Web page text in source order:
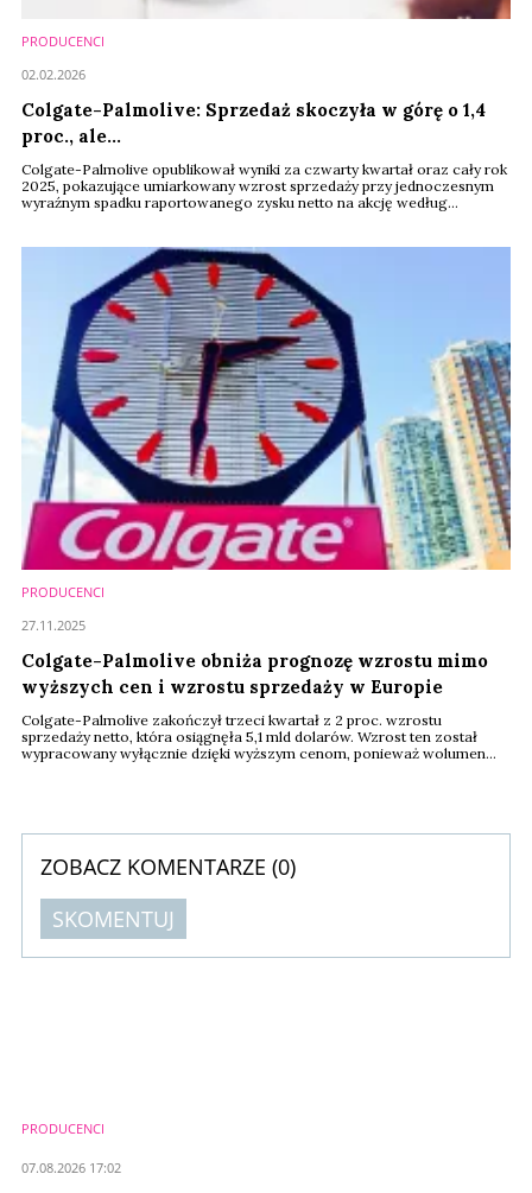
PRODUCENCI
Colgate-Palmolive: Sprzedaż skoczyła w górę o 1,4
proc., ale...
Colgate-Palmolive opublikował wyniki za czwarty kwartał oraz cały rok
2025, pokazujące umiarkowany wzrost sprzedaży przy jednoczesnym
wyraźnym spadku raportowanego zysku netto na akcję według
identycznym tempie. Jednocześnie zysk GAAP EPS obniżył się o 25
proc. do 2,63 dolara, głównie wskutek ...
02.02.2026
PRODUCENCI
Colgate-Palmolive obniża prognozę wzrostu mimo
wyższych cen i wzrostu sprzedaży w Europie
Colgate-Palmolive zakończył trzeci kwartał z 2 proc. wzrostu
sprzedaży netto, która osiągnęła 5,1 mld dolarów. Wzrost ten został
wypracowany wyłącznie dzięki wyższym cenom, ponieważ wolumen
27.11.2025
ZOBACZ KOMENTARZE (0)
SKOMENTUJ
PRODUCENCI
07.08.2026 17:02